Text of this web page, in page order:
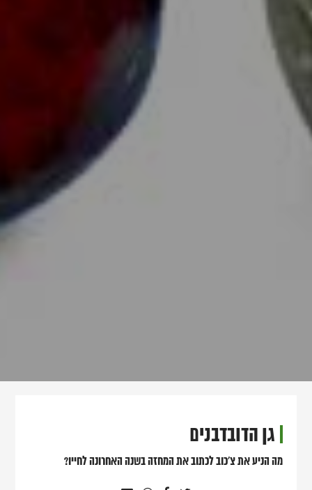
גן הדובדבנים
מה הניע את צ'כוב לכתוב את המחזה בשנה האחרונה לחייו?